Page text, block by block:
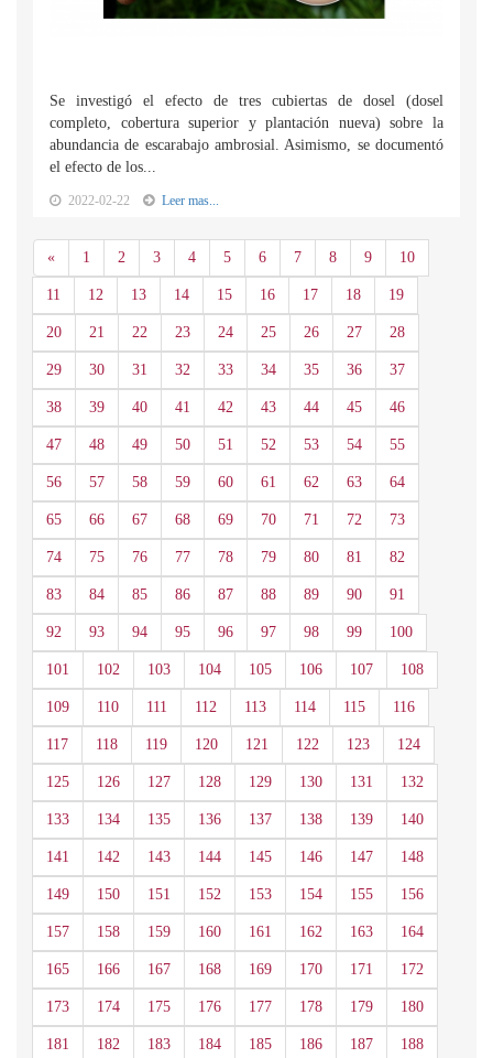
Se investigó el efecto de tres cubiertas de dosel (dosel
completo, cobertura superior y plantación nueva) sobre la
abundancia de escarabajo ambrosial. Asimismo, se documentó
el efecto de los...
2022-02-22 Leer mas...
«Anterior
1 2 3 4 5 6 7 8 9 10
11 12 13 14 15 16 17 18 19
20 21 22 23 24 25 26 27 28
29 30 31 32 33 34 35 36 37
38 39 40 41 42 43 44 45 46
47 48 49 50 51 52 53 54 55
56 57 58 59 60 61 62 63 64
65 66 67 68 69 70 71 72 73
74 75 76 77 78 79 80 81 82
83 84 85 86 87 88 89 90 91
92 93 94 95 96 97 98 99 100
101 102 103 104 105 106 107 108
109 110 111 112 113 114 115 116
117 118 119 120 121 122 123 124
125 126 127 128 129 130 131 132
133 134 135 136 137 138 139 140
141 142 143 144 145 146 147 148
149 150 151 152 153 154 155 156
157 158 159 160 161 162 163 164
165 166 167 168 169 170 171 172
173 174 175 176 177 178 179 180
181 182 183 184 185 186 187 188